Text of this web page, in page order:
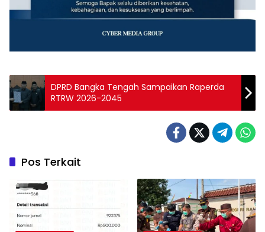
‎DPRD Bangka Tengah Sampaikan Raperda
Pos Terkait